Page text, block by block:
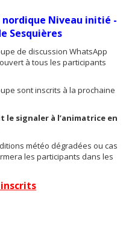
nordique Niveau initié -
Sesquières
de discussion WhatsApp
à tous les participants
sont inscrits à la prochaine
signaler à l’animatrice en
météo dégradées ou cas
les participants dans les
inscrits